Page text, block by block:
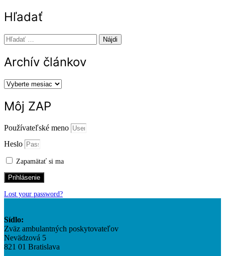
Hľadať
Hľadať:
Archív článkov
Archív
Môj ZAP
Používateľské meno
Heslo
Zapamätať si ma
Prihlásenie
Lost your password?
Sídlo:
Zväz ambulantných poskytovateľov
Nevädzová 5
821 01 Bratislava